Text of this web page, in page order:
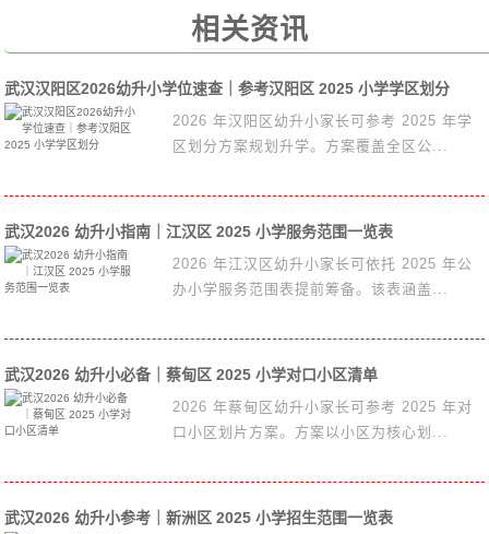
相关资讯
武汉汉阳区2026幼升小学位速查｜参考汉阳区 2025 小学学区划分
2026 年汉阳区幼升小家长可参考 2025 年学
区划分方案规划升学。方案覆盖全区公...
武汉2026 幼升小指南｜江汉区 2025 小学服务范围一览表
2026 年江汉区幼升小家长可依托 2025 年公
办小学服务范围表提前筹备。该表涵盖...
武汉2026 幼升小必备｜蔡甸区 2025 小学对口小区清单
2026 年蔡甸区幼升小家长可参考 2025 年对
口小区划片方案。方案以小区为核心划...
武汉2026 幼升小参考｜新洲区 2025 小学招生范围一览表